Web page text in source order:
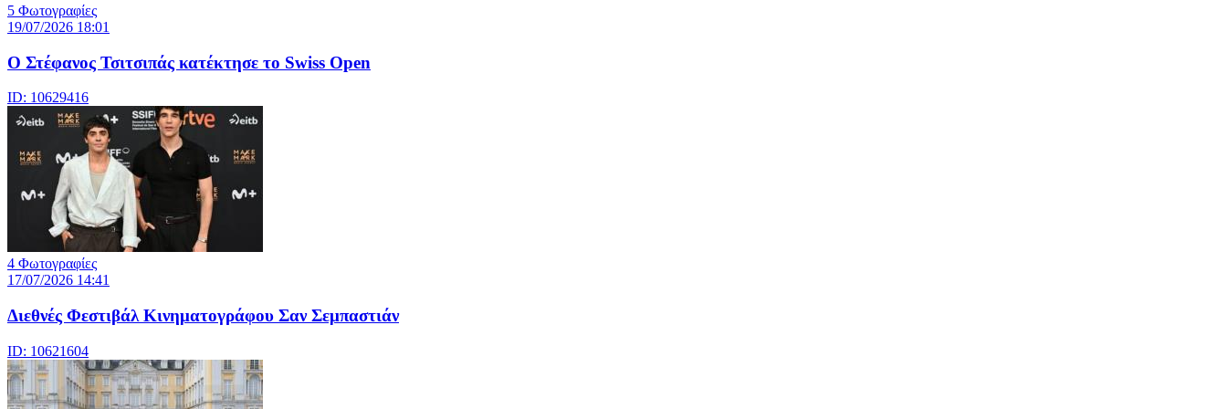
5 Φωτογραφίες
19/07/2026 18:01
Ο Στέφανος Τσιτσιπάς κατέκτησε το Swiss Open
ID: 10629416
4 Φωτογραφίες
17/07/2026 14:41
Διεθνές Φεστιβάλ Κινηματογράφου Σαν Σεμπαστιάν
ID: 10621604